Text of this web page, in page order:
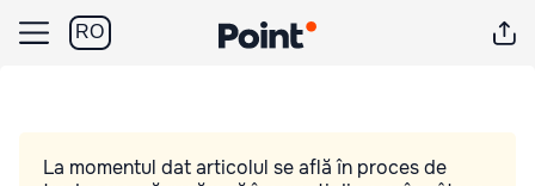
RO
La momentul dat articolul se află în proces de